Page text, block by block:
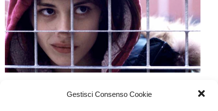
Gestisci Consenso Cookie